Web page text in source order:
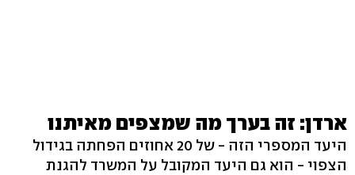
ארדן: זה בערך מה שמצפים מאיתנו
היעד המספרי הזה - של 20 אחוזים הפחתה בגידול
הצפוי - הוא גם היעד המקובל על המשרד להגנת